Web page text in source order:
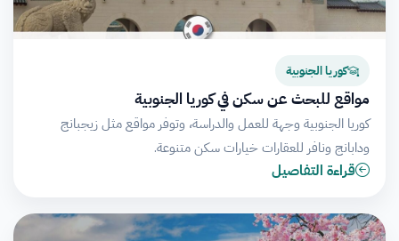
كوريا الجنوبية
مواقع للبحث عن سكن في كوريا الجنوبية
كوريا الجنوبية وجهة للعمل والدراسة، وتوفر مواقع مثل زيجبانج
ودابانج ونافر للعقارات خيارات سكن متنوعة.
قراءة التفاصيل